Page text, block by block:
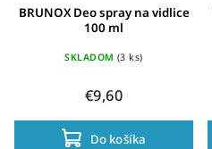
BRUNOX Deo spray na vidlice
100 ml
SKLADOM (3 ks)
€9,60
Do košíka